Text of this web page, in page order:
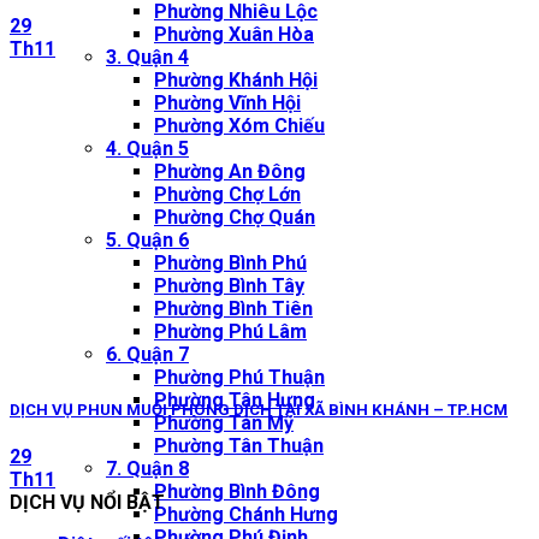
Phường Nhiêu Lộc
Phường Xuân Hòa
3. Quận 4
Phường Khánh Hội
Phường Vĩnh Hội
Phường Xóm Chiếu
4. Quận 5
Phường An Đông
Phường Chợ Lớn
Phường Chợ Quán
5. Quận 6
Phường Bình Phú
Phường Bình Tây
Phường Bình Tiên
Phường Phú Lâm
6. Quận 7
Phường Phú Thuận
Phường Tân Hưng
Phường Tân Mỹ
Phường Tân Thuận
7. Quận 8
Phường Bình Đông
Phường Chánh Hưng
29
Th11
DỊCH VỤ PHUN MUỖI PHÒNG DỊCH TẠI XÃ BÌNH KHÁNH – TP.HCM
29
Th11
DỊCH VỤ NỔI BẬT